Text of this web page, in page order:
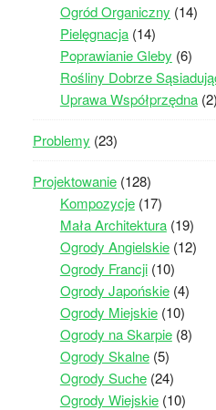
Ogród Organiczny (14)
Pielęgnacja(14)
Poprawianie Gleby (6)
Rośliny Dobrze
Uprawa Współprzędna(2)
Problemy (23)
Projektowanie(128)
Kompozycje(17)
Mała Architektura(19)
Ogrody Angielskie(12)
Ogrody Francji(10)
Ogrody Japońskie(4)
Ogrody Miejskie(10)
Ogrody na Skarpie(8)
Ogrody Skalne(5)
Ogrody Suche(24)
Ogrody Wiejskie(10)